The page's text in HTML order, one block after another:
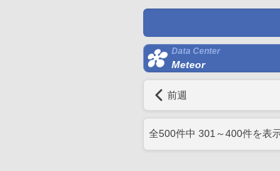
Data Center
Meteor
前週
全500件中 301 ～400件を表